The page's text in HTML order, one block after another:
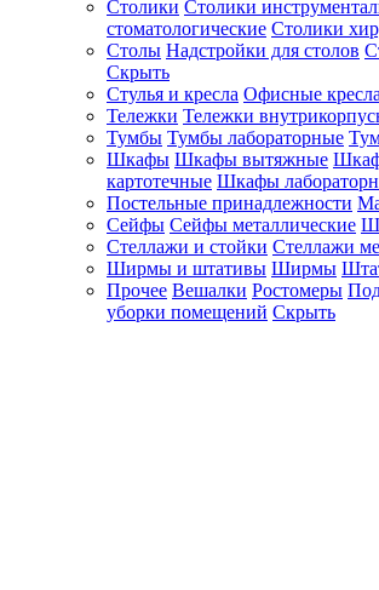
Столики Столики
стоматологические Столики
Столы Надстройки для столов
Скрыть
Стулья и кресла Офисные кресла
Тележки Тележки
Тумбы Тумбы лабораторные
Шкафы Шкафы вытяжные
картотечные Шкафы
Постельные принадлежности
Сейфы Сейфы металлические
Стеллажи и стойки Стеллажи
Ширмы и штативы Ширмы
Прочее Вешалки Ростомеры
уборки помещений Скрыть